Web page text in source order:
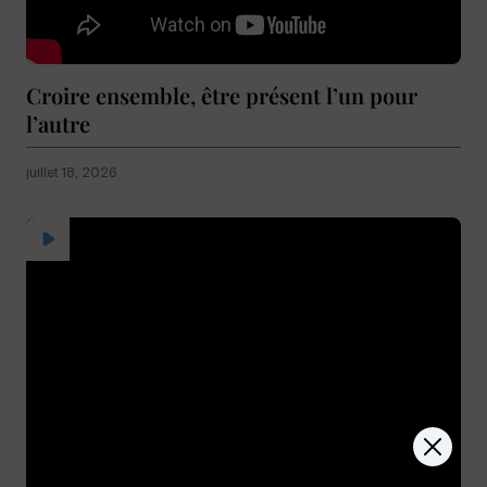
Croire ensemble, être présent l’un pour
l’autre
juillet 18, 2026